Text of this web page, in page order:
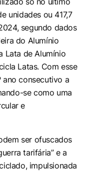
unidades ou 417,7
segundo dados
do Alumínio
Lata de Alumínio
Latas. Com esse
ano consecutivo a
se como uma
e
ser ofuscados
tarifária” e a
impulsionada